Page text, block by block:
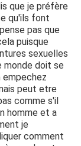
que je préfère
qu'ils font
pas que
puisque
sexuelles
monde doit se
empechez
peut etre
comme s'il
homme et a
je
comment